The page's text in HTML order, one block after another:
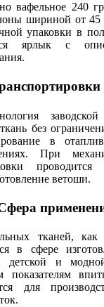
вафельное 240
шириной от
упаковки в
ярлык с
без
в
При
проводится
ветоши.
тканей, как
в сфере
детской и
показателям
для